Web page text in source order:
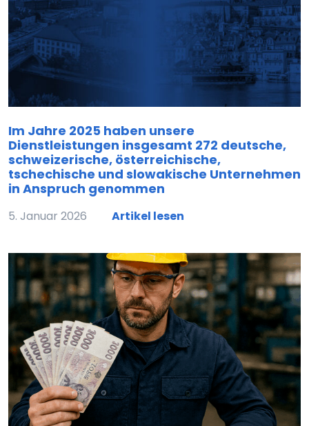
Im Jahre 2025 haben unsere
Dienstleistungen insgesamt 272 deutsche,
schweizerische, österreichische,
tschechische und slowakische Unternehmen
in Anspruch genommen
5. Januar 2026 Artikel lesen